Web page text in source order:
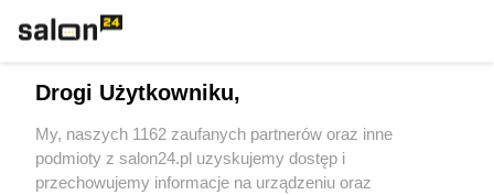
Sport
Społeczeństwo
Drogi Użytkowniku,
My, naszych 1162 zaufanych partnerów oraz inne
podmioty z salon24.pl uzyskujemy dostęp i
przechowujemy informacje na urządzeniu oraz